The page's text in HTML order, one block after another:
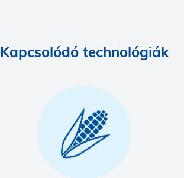
Kapcsolódó technológiák